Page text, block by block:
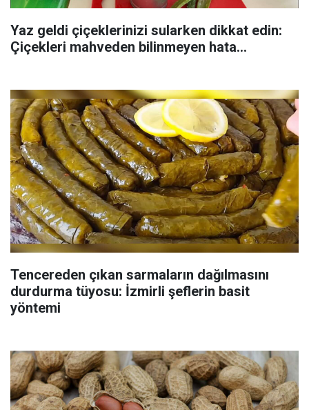
Yaz geldi çiçeklerinizi sularken dikkat edin:
Çiçekleri mahveden bilinmeyen hata...
Tencereden çıkan sarmaların dağılmasını
durdurma tüyosu: İzmirli şeflerin basit
yöntemi